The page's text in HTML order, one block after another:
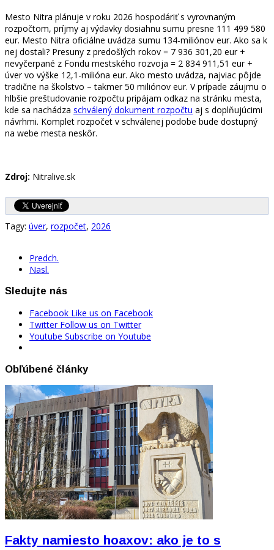
Mesto Nitra plánuje v roku 2026 hospodáriť s vyrovnaným
rozpočtom, príjmy aj výdavky dosiahnu sumu presne 111 499 580
eur. Mesto Nitra oficiálne uvádza sumu 134-miliónov eur. Ako sa k
nej dostali? Presuny z predošlých rokov = 7 936 301,20 eur +
nevyčerpané z Fondu mestského rozvoja = 2 834 911,51 eur +
úver vo výške 12,1-milióna eur. Ako mesto uvádza, najviac pôjde
tradične na školstvo – takmer 50 miliónov eur. V prípade záujmu o
hlbšie preštudovanie rozpočtu pripájam odkaz na stránku mesta,
kde sa nachádza schválený dokument rozpočtu aj s doplňujúcimi
návrhmi. Komplet rozpočet v schválenej podobe bude dostupný
na webe mesta neskôr.
Zdroj: Nitralive.sk
Tagy: úver, rozpočet, 2026
Predch.
Nasl.
Sledujte nás
Facebook Like us on Facebook
Twitter Follow us on Twitter
Youtube Subscribe on Youtube
Obľúbené články
Fakty namiesto hoaxov: ako je to s